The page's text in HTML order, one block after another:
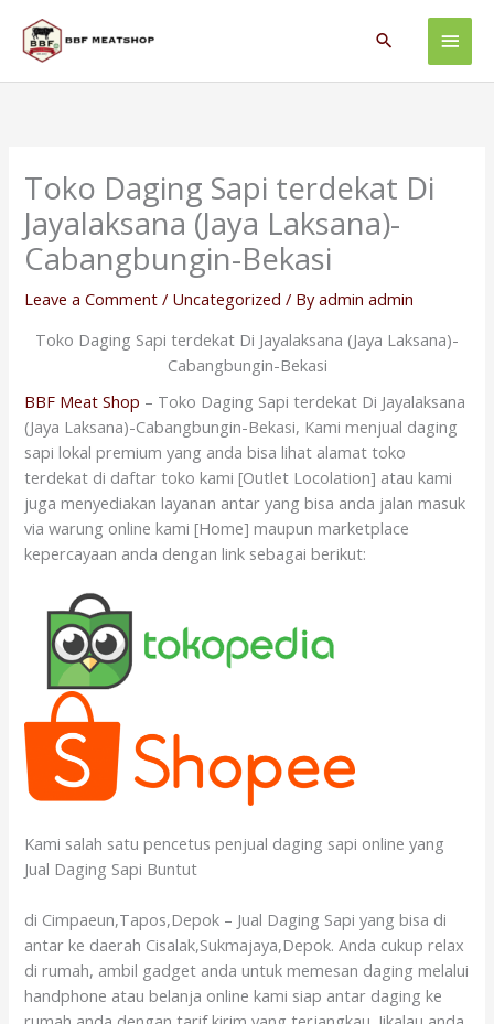
content
Main
Search
Toko Daging Sapi terdekat Di
Jayalaksana (Jaya Laksana)-
Cabangbungin-Bekasi
Leave a Comment / Uncategorized / Byadmin admin
Toko Daging Sapi terdekat Di Jayalaksana (Jaya Laksana)-
Cabangbungin-Bekasi
BBF Meat Shop – Toko Daging Sapi terdekat Di Jayalaksana
(Jaya Laksana)-Cabangbungin-Bekasi, Kami menjual daging
sapi lokal premium yang anda bisa lihat alamat toko
terdekat di daftar toko kami [Outlet Locolation] atau kami
juga menyediakan layanan antar yang bisa anda jalan masuk
via warung online kami [Home] maupun marketplace
kepercayaan anda dengan link sebagai berikut:
Kami salah satu pencetus penjual daging sapi online yang
Jual Daging Sapi Buntut
di Cimpaeun,Tapos,Depok – Jual Daging Sapi yang bisa di
antar ke daerah Cisalak,Sukmajaya,Depok. Anda cukup relax
di rumah, ambil gadget anda untuk memesan daging melalui
handphone atau belanja online kami siap antar daging ke